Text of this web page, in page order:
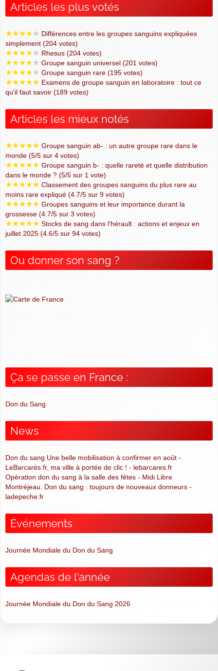
Articles les plus votés
★★★★★ Différences entre les groupes sanguins expliquées
simplement (204 votes)
★★★★★ Rhesus (204 votes)
★★★★★ Groupe sanguin universel (201 votes)
★★★★★ Groupe sanguin rare (195 votes)
★★★★★ Examens de groupe sanguin en laboratoire : tout ce
qu'il faut savoir (189 votes)
Articles les mieux notés
★★★★★ Groupe sanguin ab- : un autre groupe rare dans le
monde (5/5 sur 4 votes)
★★★★★ Groupe sanguin b- : quelle rareté et quelle distribution
dans le monde ? (5/5 sur 1 vote)
★★★★★ Classement des groupes sanguins du plus rare au
moins rare expliqué (4.7/5 sur 9 votes)
★★★★★ Groupes sanguins et leur importance durant la
grossesse (4.7/5 sur 3 votes)
★★★★★ Stocks de sang dans l’hérault : actions et enjeux en
juillet 2025 (4.6/5 sur 94 votes)
Ou donner son sang ?
Ça se passe en France :
Don du Sang
News
Don du sang Une belle mobilisation à confirmer en août -
LeBarcarès.fr, ma ville à portée de clic ! - lebarcares.fr
Opération don du sang à la salle des fêtes - Midi Libre
Montréjeau. Don du sang : toujours de nouveaux donneurs -
ladepeche.fr
Événements
Journée Mondiale du Don du Sang
Agendas de l'année
Journée Mondiale du Don du Sang 2026